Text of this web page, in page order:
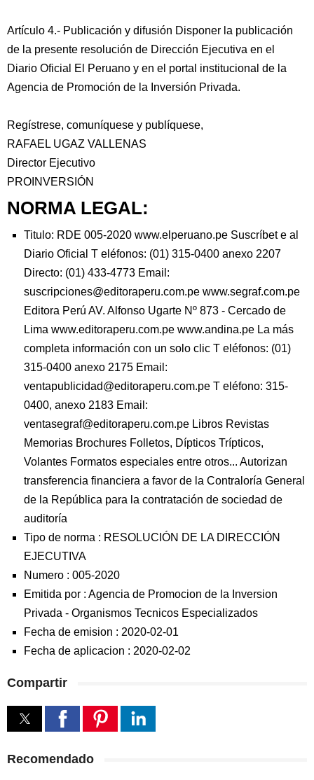
Artículo 4.- Publicación y difusión Disponer la publicación
de la presente resolución de Dirección Ejecutiva en el
Diario Oficial El Peruano y en el portal institucional de la
Agencia de Promoción de la Inversión Privada.
Regístrese, comuníquese y publíquese,
RAFAEL UGAZ VALLENAS
Director Ejecutivo
PROINVERSIÓN
NORMA LEGAL:
Titulo: RDE 005-2020 www.elperuano.pe Suscríbet e al
Diario Oficial T eléfonos: (01) 315-0400 anexo 2207
Directo: (01) 433-4773 Email:
suscripciones@editoraperu.com.pe www.segraf.com.pe
Editora Perú AV. Alfonso Ugarte Nº 873 - Cercado de
Lima www.editoraperu.com.pe www.andina.pe La más
completa información con un solo clic T eléfonos: (01)
315-0400 anexo 2175 Email:
ventapublicidad@editoraperu.com.pe T eléfono: 315-
0400, anexo 2183 Email:
ventasegraf@editoraperu.com.pe Libros Revistas
Memorias Brochures Folletos, Dípticos Trípticos,
Volantes Formatos especiales entre otros... Autorizan
transferencia financiera a favor de la Contraloría General
de la República para la contratación de sociedad de
auditoría
Tipo de norma : RESOLUCIÓN DE LA DIRECCIÓN
EJECUTIVA
Numero : 005-2020
Emitida por : Agencia de Promocion de la Inversion
Privada - Organismos Tecnicos Especializados
Fecha de emision : 2020-02-01
Fecha de aplicacion : 2020-02-02
Compartir
Recomendado